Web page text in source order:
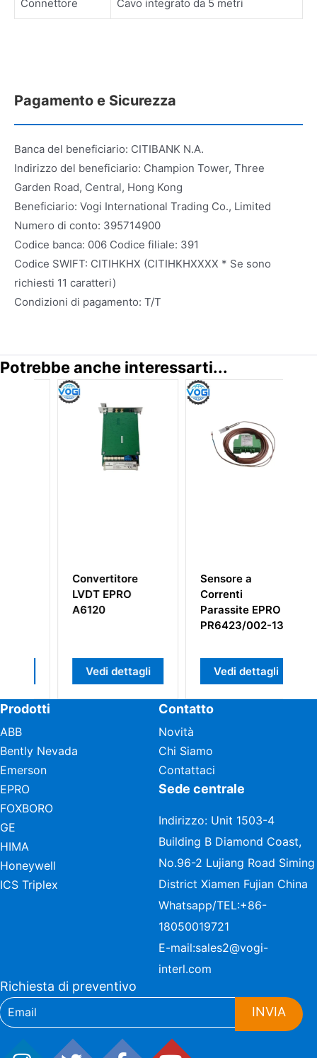
Connettore Cavo integrato da 5 metri
Pagamento e Sicurezza
Banca del beneficiario: CITIBANK N.A.
Indirizzo del beneficiario: Champion Tower, Three
Garden Road, Central, Hong Kong
Beneficiario: Vogi International Trading Co., Limited
Numero di conto: 395714900
Codice banca: 006 Codice filiale: 391
Codice SWIFT: CITIHKHX (CITIHKHXXXX * Se sono
richiesti 11 caratteri)
Condizioni di pagamento: T/T
Potrebbe anche interessarti...
Sensore a
Correnti
Parassite EPRO
Vedi dettagli
Trasmettitore di
posizione
dell'albero a
doppio canale
MMS3210/022-
000Vedi dettagli
Prodotti
ABB
Bently Nevada
Emerson
EPRO
FOXBORO
GE
HIMA
Honeywell
ICS Triplex
Contatto
Novità
Chi Siamo
Contattaci
Sede centrale
Indirizzo: Unit 1503-4
Building B Diamond Coast,
No.96-2 Lujiang Road Siming
District Xiamen Fujian China
Whatsapp/TEL:+86-
18050019721
E-mail:sales2@vogi-
interl.com
Richiesta di preventivo
INVIA